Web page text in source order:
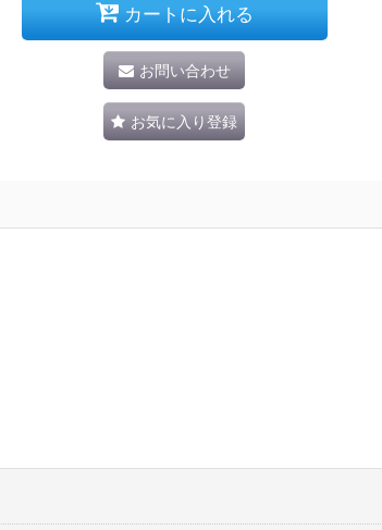
カートに入れる
お問い合わせ
お気に入り登録